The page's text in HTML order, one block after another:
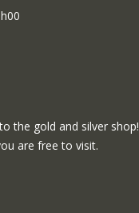
the gold and silver shop!
are free to visit.